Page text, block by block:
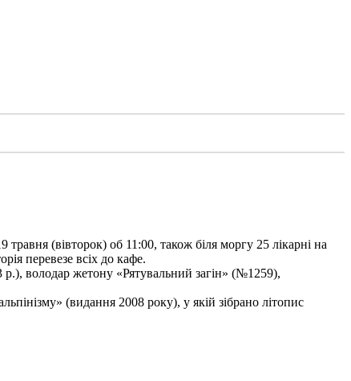
(вівторок) об 11:00, також біля моргу 25 лікарні на
перевезе всіх до кафе.
володар жетону «Рятувальний загін» (№1259),
(видання 2008 року), у якій зібрано літопис